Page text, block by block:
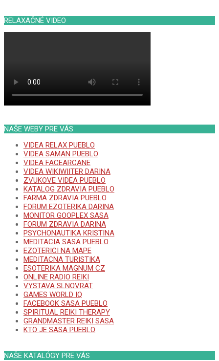
RELAXAČNÉ VIDEO
NAŠE WEBY PRE VÁS
VIDEA RELAX PUEBLO
VIDEA SAMAN PUEBLO
VIDEA FACEARCANE
VIDEA WIKIWIITER DARINA
ZVUKOVE VIDEA PUEBLO
KATALOG ZDRAVIA PUEBLO
FARMA ZDRAVIA PUEBLO
FORUM EZOTERIKA DARINA
MONITOR GOOPLEX SASA
FORUM ZDRAVIA DARINA
PSYCHONAUTIKA KRISTINA
MEDITACIA SASA PUEBLO
EZOTERICI NA MAPE
MEDITACNA TURISTIKA
ESOTERIKA MAGNUM CZ
ONLINE RADIO REIKI
VYSTAVA SLNOVRAT
GAMES WORLD IQ
FACEBOOK SASA PUEBLO
SPIRITUAL REIKI THERAPY
GRANDMASTER REIKI SASA
KTO JE SASA PUEBLO
NAŠE KATALÓGY PRE VÁS